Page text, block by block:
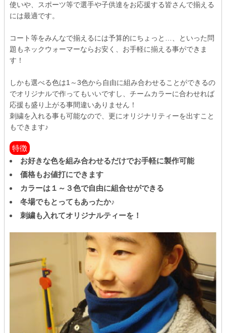
使いや、スポーツ等で選手や子供達をお応援する皆さんで揃える
には最適です。
コート等をみんなで揃えるには予算的にちょっと…、といった問
題もネックウォーマーならお安く、お手軽に揃える事ができま
す！
しかも選べる色は1～3色から自由に組み合わせることができるの
でオリジナルで作ってもいいですし、チームカラーに合わせれば
応援も盛り上がる事間違いありません！
刺繍を入れる事も可能なので、更にオリジナリティーを出すこと
もできます♪
特徴
お好きな色を組み合わせるだけでお手軽に製作可能
価格もお値打にできます
カラーは１～３色で自由に組合せができる
冬場でもとってもあったか♪
刺繍も入れてオリジナルティーを！